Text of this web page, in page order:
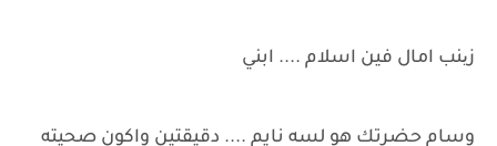
زینب امال فين اسلام .... ابني
وسام حضرتك هو لسه نايم .... دقيقتين واكون صحيته